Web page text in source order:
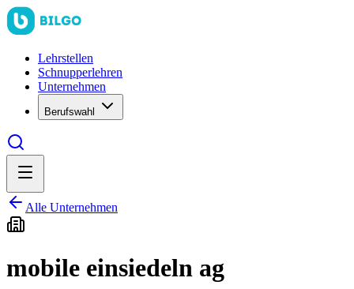
Lehrstellen
Schnupperlehren
Unternehmen
Berufswahl
Alle Unternehmen
mobile einsiedeln ag